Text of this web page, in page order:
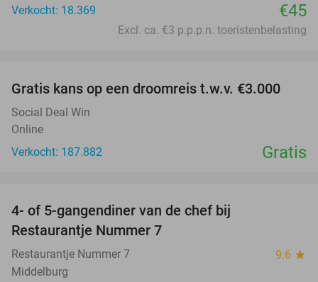
Verkocht: 18.369
€45
Excl. ca. €3 p.p.p.n. toeristenbelasting
Gratis kans op een droomreis t.w.v. €3.000
Social Deal Win
Online
Verkocht: 187.882
Gratis
4- of 5-gangendiner van de chef bij
Restaurantje Nummer 7
Restaurantje Nummer 7 9.6 star
Middelburg